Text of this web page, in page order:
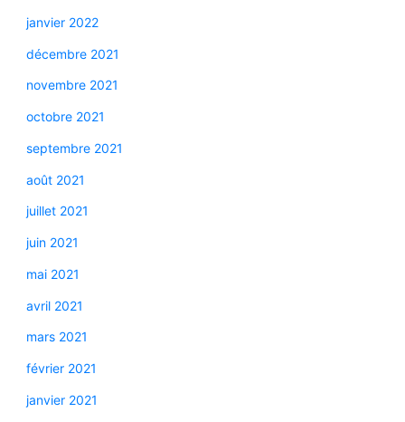
janvier 2022
décembre 2021
novembre 2021
octobre 2021
septembre 2021
août 2021
juillet 2021
juin 2021
mai 2021
avril 2021
mars 2021
février 2021
janvier 2021